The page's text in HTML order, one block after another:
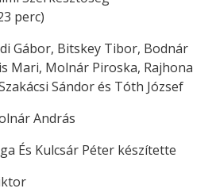
perc)
Gábor, Bitskey Tibor, Bodnár
Mari, Molnár Piroska, Rajhona
Sándor és Tóth József
András
És Kulcsár Péter készítette